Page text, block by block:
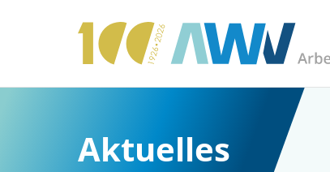
Aktuelles